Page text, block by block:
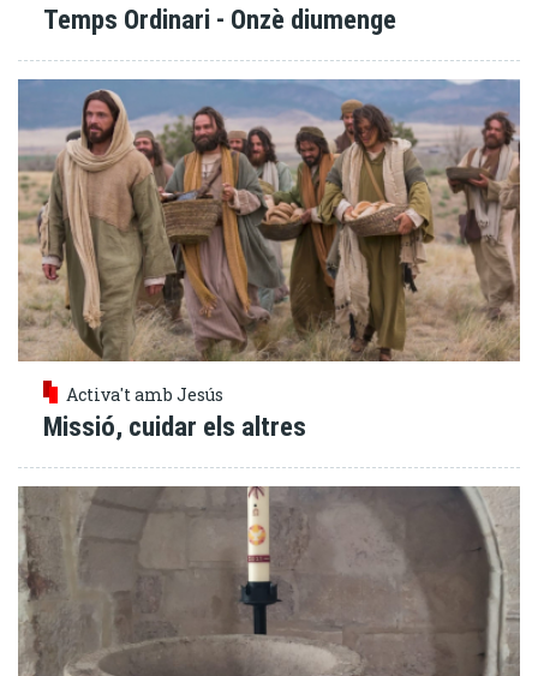
Temps Ordinari - Onzè diumenge
Activa't amb Jesús
Missió, cuidar els altres